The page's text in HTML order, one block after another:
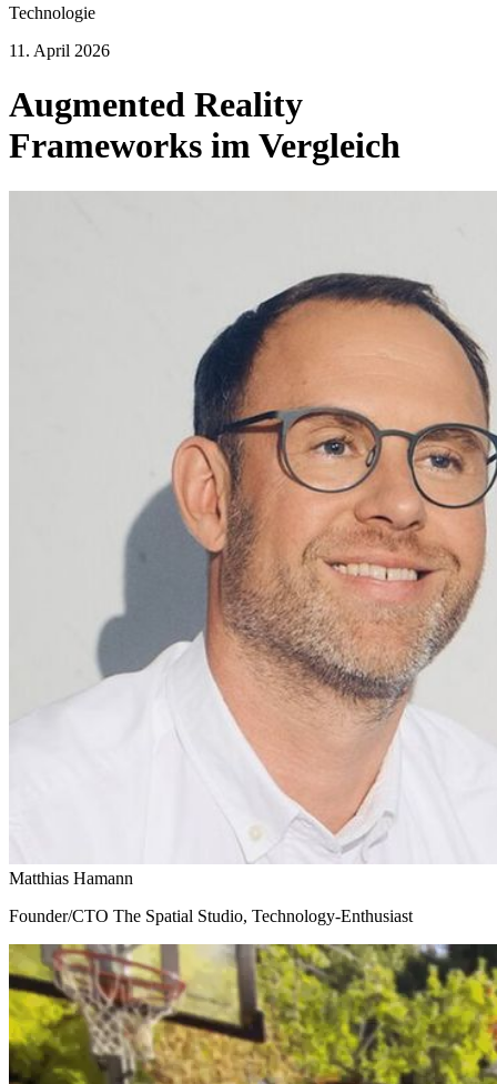
Technologie
11. April 2026
Augmented Reality
Frameworks im Vergleich
Matthias Hamann
Founder/CTO The Spatial Studio, Technology-Enthusiast